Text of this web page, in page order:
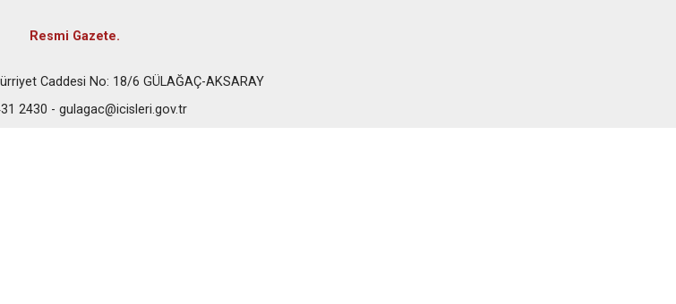
Resmi Gazete.
Caddesi No: 18/6 GÜLAĞAÇ-AKSARAY
2430 - gulagac@icisleri.gov.tr